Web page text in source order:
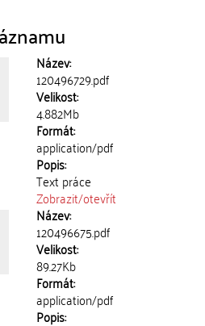
Název:
120496729.pdf
Velikost:
4.882Mb
Formát:
application/pdf
Popis:
Text práce
Zobrazit/otevřít
Název:
120496675.pdf
Velikost:
89.27Kb
Formát:
application/pdf
Popis: